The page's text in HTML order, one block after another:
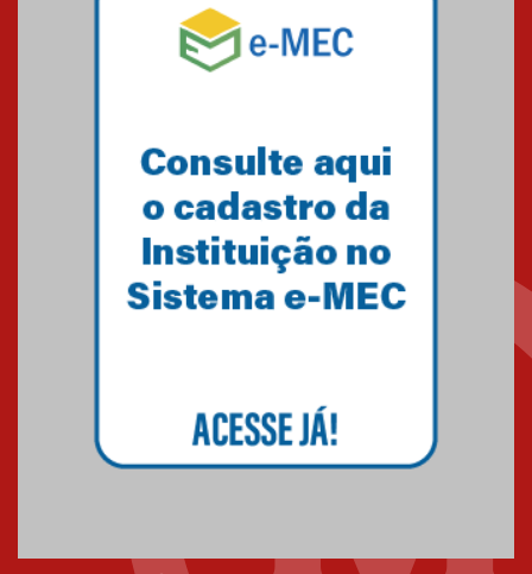
Mackenzie mobiliza campanha
solidária para apoiar famílias em
Minas Gerais
Primeiro culto do ano ressalta o
27.02.2026